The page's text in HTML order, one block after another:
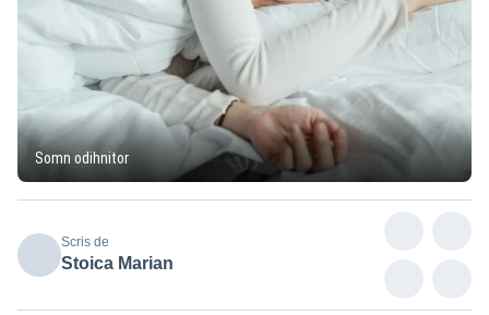
Somn odihnitor
Scris de
Stoica Marian